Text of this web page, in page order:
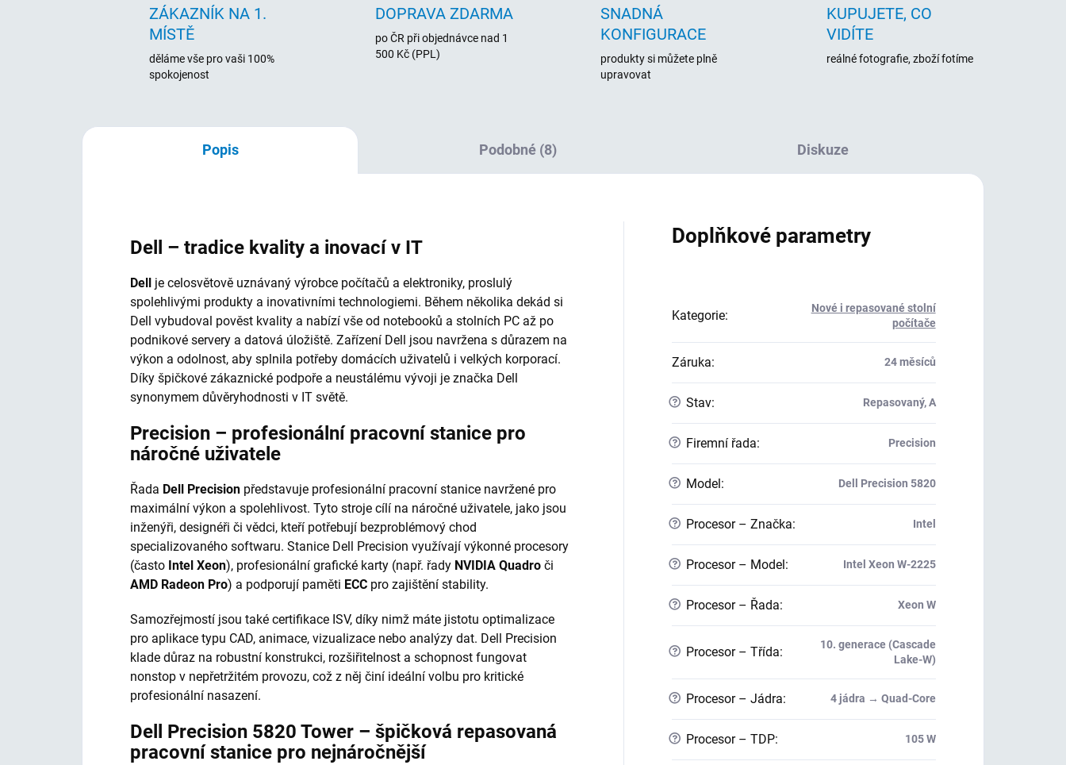
ZÁKAZNÍK NA 1.
MÍSTĚ
děláme vše pro vaši 100%
spokojenost
DOPRAVA ZDARMA
po ČR při objednávce nad 1
500 Kč (PPL)
SNADNÁ
KONFIGURACE
produkty si můžete plně
upravovat
KUPUJETE, CO
VIDÍTE
reálné fotografie, zboží fotíme
Popis Podobné (8) Diskuze
Dell – tradice kvality a inovací v IT
Dell je celosvětově uznávaný výrobce počítačů a elektroniky, proslulý
spolehlivými produkty a inovativními technologiemi. Během několika dekád si
Dell vybudoval pověst kvality a nabízí vše od notebooků a stolních PC až po
podnikové servery a datová úložiště. Zařízení Dell jsou navržena s důrazem na
výkon a odolnost, aby splnila potřeby domácích uživatelů i velkých korporací.
Díky špičkové zákaznické podpoře a neustálému vývoji je značka Dell
synonymem důvěryhodnosti v IT světě.
Precision – profesionální pracovní stanice pro
náročné uživatele
Řada Dell Precision představuje profesionální pracovní stanice navržené pro
maximální výkon a spolehlivost. Tyto stroje cílí na náročné uživatele, jako jsou
inženýři, designéři či vědci, kteří potřebují bezproblémový chod
specializovaného softwaru. Stanice Dell Precision využívají výkonné procesory
(často Intel Xeon), profesionální grafické karty (např. řady NVIDIA Quadro či
AMD Radeon Pro) a podporují paměti ECC pro zajištění stability.
Samozřejmostí jsou také certifikace ISV, díky nimž máte jistotu optimalizace
pro aplikace typu CAD, animace, vizualizace nebo analýzy dat. Dell Precision
klade důraz na robustní konstrukci, rozšiřitelnost a schopnost fungovat
nonstop v nepřetržitém provozu, což z něj činí ideální volbu pro kritické
profesionální nasazení.
Dell Precision 5820 Tower – špičková repasovaná
pracovní stanice pro nejnáročnější
Doplňkové parametry
Kategorie:
Nové i repasované stolní
počítače
Záruka: 24 měsíců
? Stav: Repasovaný, A
? Firemní řada: Precision
? Model : Dell Precision 5820
? Procesor – Značka: Intel
? Procesor – Model : Intel Xeon W-2225
? Procesor – Řada: Xeon W
? Procesor – Třída:
10. generace (Cascade
Lake-W)
? Procesor – Jádra: 4 jádra → Quad-Core
? Procesor – TDP: 105 W